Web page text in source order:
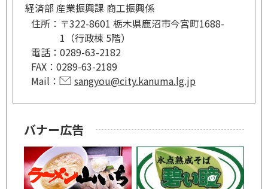
経済部 産業振興課 商工振興係
住所： 〒322-8601 栃木県鹿沼市今宮町1688-
1（行政棟 5階）
電話： 0289-63-2182
FAX： 0289-63-2189
Mail：
sangyou@city.kanuma.lg.jp
バナー広告